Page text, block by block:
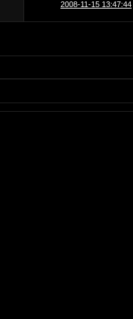
2008-11-15 13:47:44